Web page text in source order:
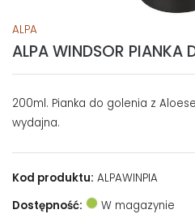
ALPA
ALPA WINDSOR PIANKA
200ml. Pianka do golenia z
wydajna.
Kod produktu: ALPAWINPIA
Dostępność:
W magazynie